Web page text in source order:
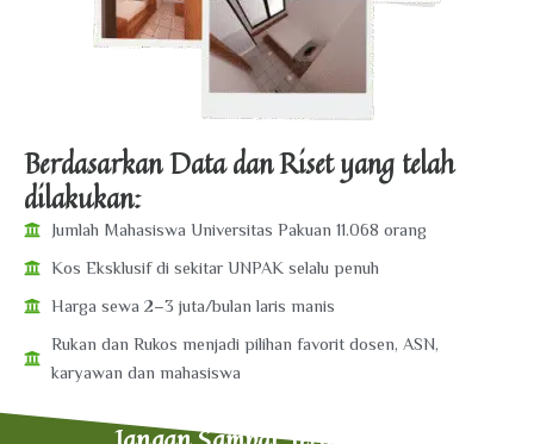
Berdasarkan Data dan Riset yang telah
dilakukan:
Jumlah Mahasiswa Universitas Pakuan 11.068 orang
Kos Eksklusif di sekitar UNPAK selalu penuh
Harga sewa 2–3 juta/bulan laris manis
Rukan dan Rukos menjadi pilihan favorit dosen, ASN,
karyawan dan mahasiswa